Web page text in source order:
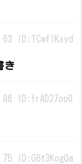
ID:TCwfIKxyd
き
ID:frAD27oo0
ID:G6t3Kog0a